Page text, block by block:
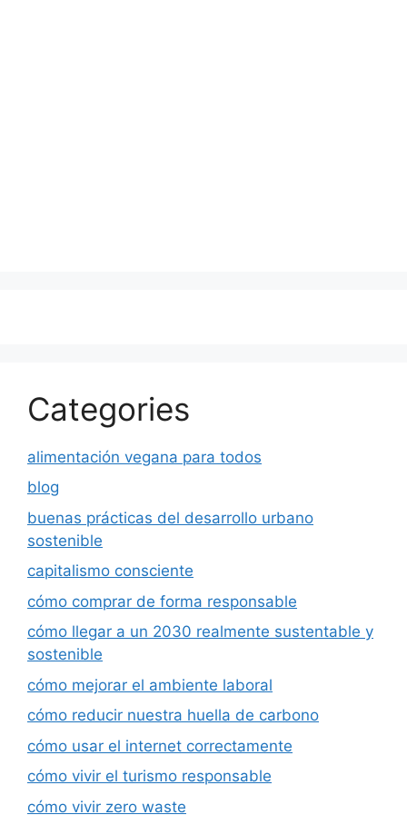
Categories
alimentación vegana para todos
blog
buenas prácticas del desarrollo urbano
sostenible
capitalismo consciente
cómo comprar de forma responsable
cómo llegar a un 2030 realmente sustentable y
sostenible
cómo mejorar el ambiente laboral
cómo reducir nuestra huella de carbono
cómo usar el internet correctamente
cómo vivir el turismo responsable
cómo vivir zero waste